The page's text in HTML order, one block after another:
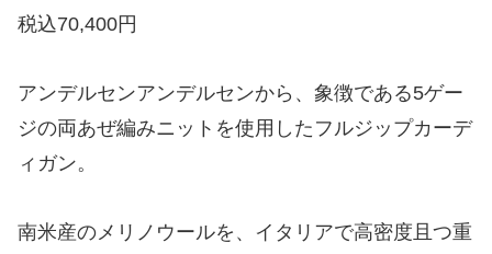
税込70,400円
アンデルセンアンデルセンから、象徴である5ゲー
ジの両あぜ編みニットを使用したフルジップカーデ
ィガン。
南米産のメリノウールを、イタリアで高密度且つ重